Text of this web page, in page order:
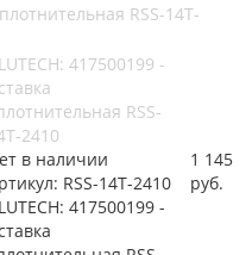
RSS-14T-
417500199 -
RSS-
2410
в наличии
RSS-14T-2410
417500199 -
1 145
руб.